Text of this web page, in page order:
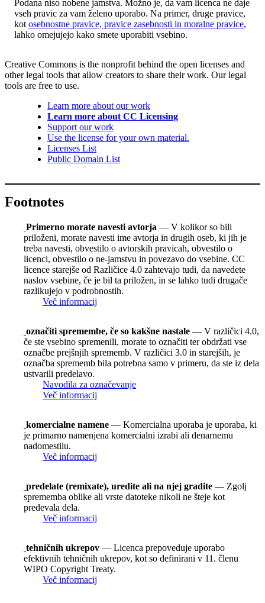
Podana niso nobene jamstva. Možno je, da vam licenca ne daje
vseh pravic za vam želeno uporabo. Na primer, druge pravice,
kot osebnostne pravice, pravice zasebnosti in moralne pravice,
lahko omejujejo kako smete uporabiti vsebino.
Creative Commons is the nonprofit behind the open licenses and
other legal tools that allow creators to share their work. Our legal
tools are free to use.
Learn more about our work
Learn more about CC Licensing
Support our work
Use the license for your own material.
Licenses List
Public Domain List
Footnotes
Primerno morate navesti avtorja — V kolikor so bili
priloženi, morate navesti ime avtorja in drugih oseb, ki jih je
treba navesti, obvestilo o avtorskih pravicah, obvestilo o
licenci, obvestilo o ne-jamstvu in povezavo do vsebine. CC
licence starejše od Različice 4.0 zahtevajo tudi, da navedete
naslov vsebine, če je bil ta priložen, in se lahko tudi drugače
razlikujejo v podrobnostih.
Več informacij
označiti spremembe, če so kakšne nastale — V različici 4.0,
če ste vsebino spremenili, morate to označiti ter obdržati vse
označbe prejšnjih sprememb. V različici 3.0 in starejših, je
označba sprememb bila potrebna samo v primeru, da ste iz dela
ustvarili predelavo.
Navodila za označevanje
Več informacij
komercialne namene — Komercialna uporaba je uporaba, ki
je primarno namenjena komercialni izrabi ali denarnemu
nadomestilu.
Več informacij
predelate (remixate), uredite ali na njej gradite — Zgolj
sprememba oblike ali vrste datoteke nikoli ne šteje kot
predevala dela.
Več informacij
tehničnih ukrepov — Licenca prepoveduje uporabo
efektivnih tehničnih ukrepov, kot so definirani v 11. členu
WIPO Copyright Treaty.
Več informacij